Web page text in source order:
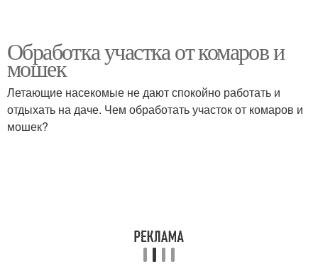
Обработка участка от комаров и
мошек
Летающие насекомые не дают спокойно работать и
отдыхать на даче. Чем обработать участок от комаров и
мошек?